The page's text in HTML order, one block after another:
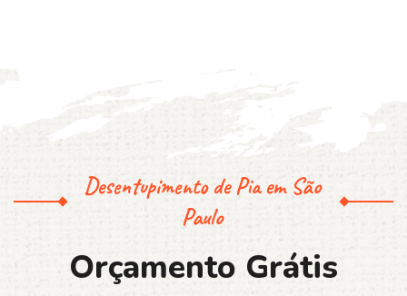
Desentupimento de Pia em São
Paulo
Orçamento Grátis